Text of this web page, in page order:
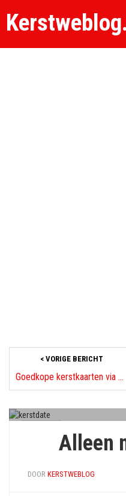
< VORIGE BERICHT
Goedkope kerstkaarten via Kaartenhuis
Alleen
DOOR KERSTWEBLOG